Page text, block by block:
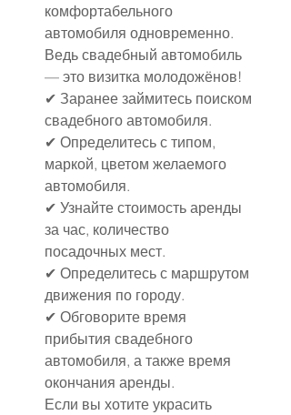
комфортабельного
автомобиля одновременно.
Ведь свадебный автомобиль
— это визитка молодожёнов!
✔ Заранее займитесь поиском
свадебного автомобиля.
✔ Определитесь с типом,
маркой, цветом желаемого
автомобиля.
✔ Узнайте стоимость аренды
за час, количество
посадочных мест.
✔ Определитесь с маршрутом
движения по городу.
✔ Обговорите время
прибытия свадебного
автомобиля, а также время
окончания аренды.
Если вы хотите украсить